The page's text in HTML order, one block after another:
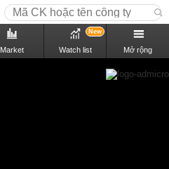
Market Watch list
New
Mở rộng